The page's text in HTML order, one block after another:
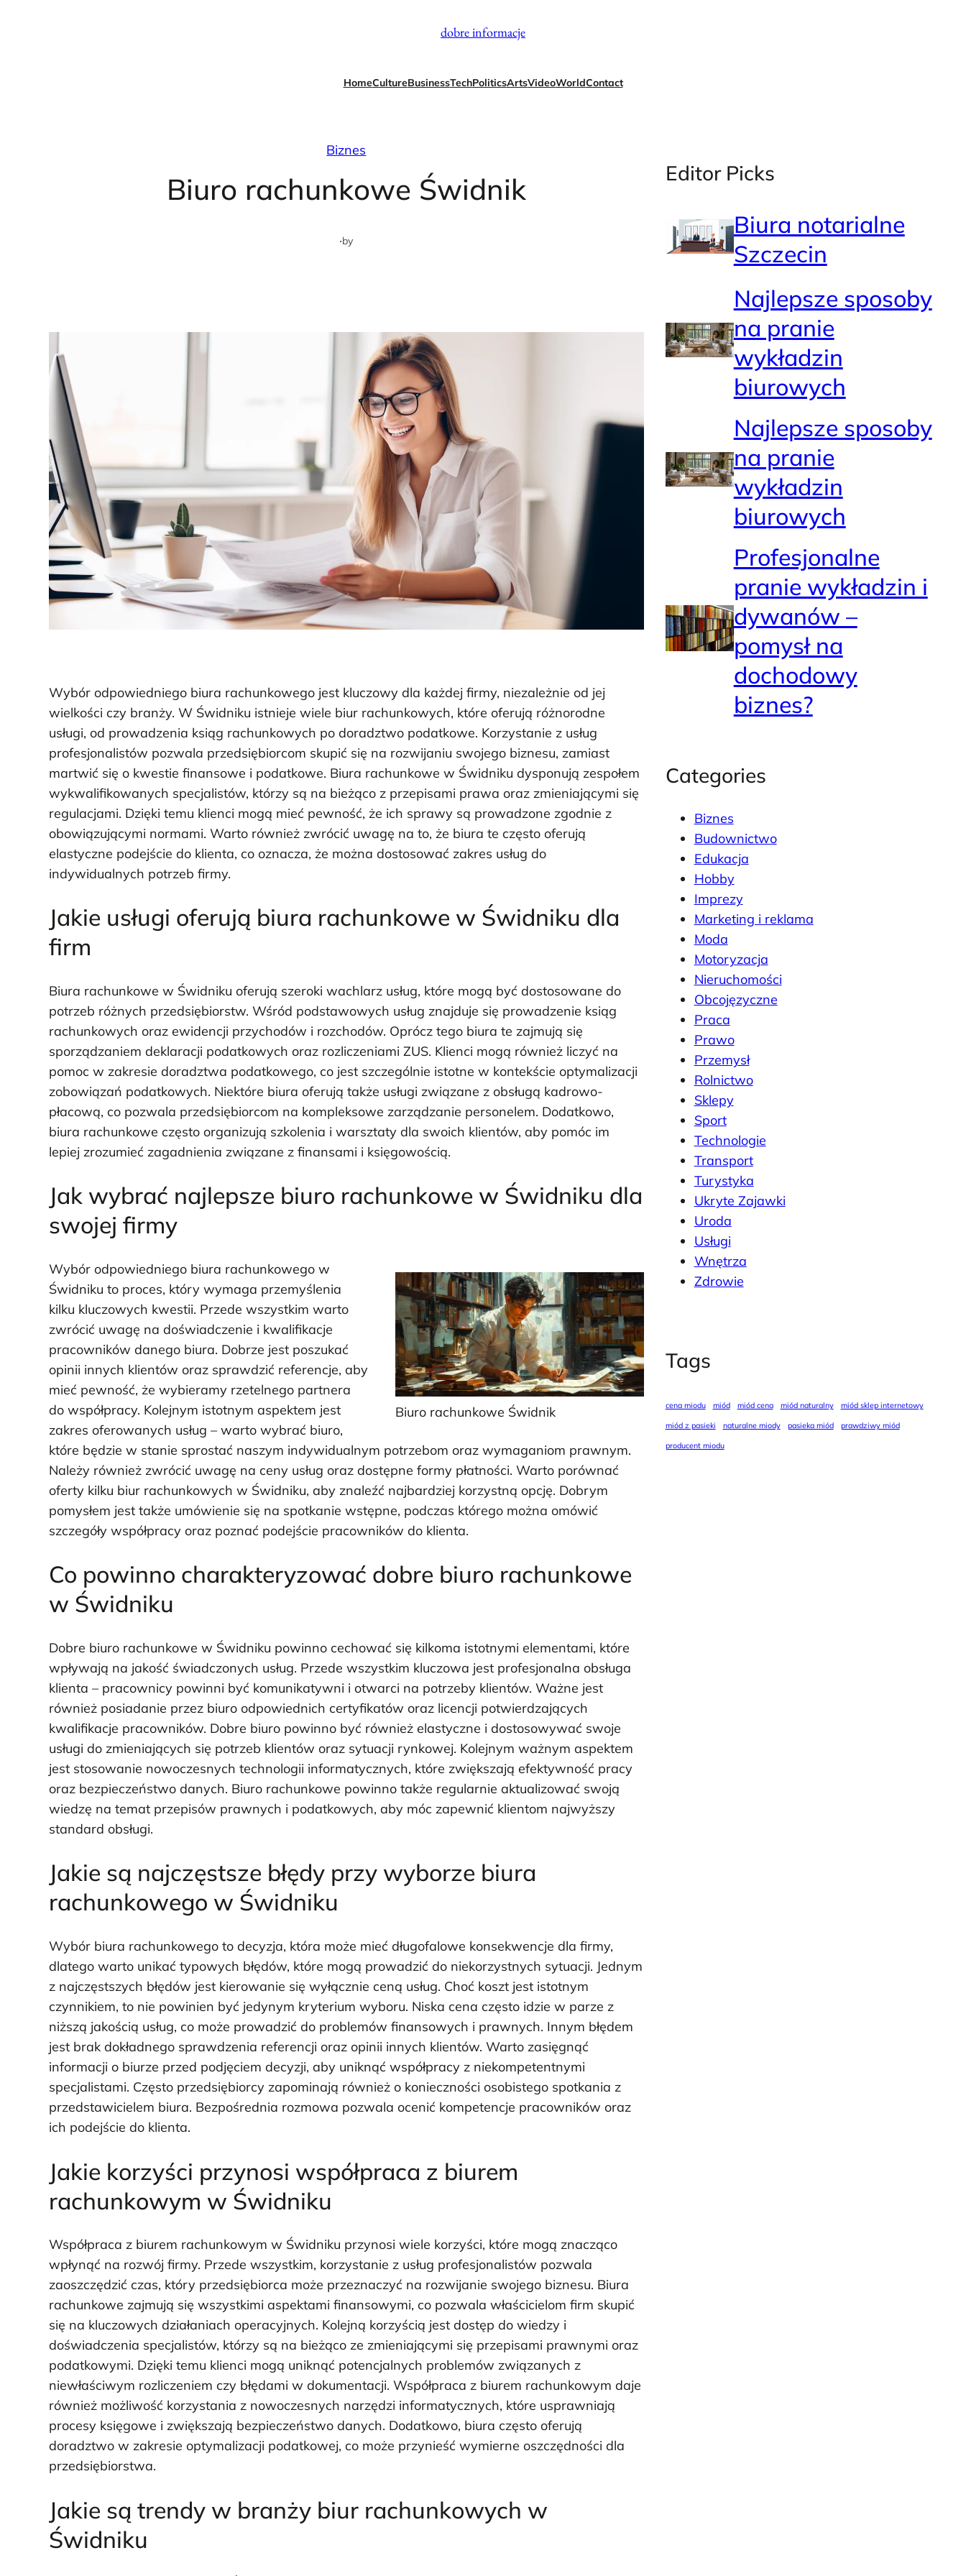
dobre informacje
HomeCultureBusinessTechPoliticsArtsVideoWorldContact
Biznes
Biuro rachunkowe Świdnik
·by
Wybór odpowiedniego biura rachunkowego jest kluczowy dla każdej firmy, niezależnie od jej
wielkości czy branży. W Świdniku istnieje wiele biur rachunkowych, które oferują różnorodne
usługi, od prowadzenia ksiąg rachunkowych po doradztwo podatkowe. Korzystanie z usług
profesjonalistów pozwala przedsiębiorcom skupić się na rozwijaniu swojego biznesu, zamiast
martwić się o kwestie finansowe i podatkowe. Biura rachunkowe w Świdniku dysponują zespołem
wykwalifikowanych specjalistów, którzy są na bieżąco z przepisami prawa oraz zmieniającymi się
regulacjami. Dzięki temu klienci mogą mieć pewność, że ich sprawy są prowadzone zgodnie z
obowiązującymi normami. Warto również zwrócić uwagę na to, że biura te często oferują
elastyczne podejście do klienta, co oznacza, że można dostosować zakres usług do
indywidualnych potrzeb firmy.
Jakie usługi oferują biura rachunkowe w Świdniku dla
firm
Biura rachunkowe w Świdniku oferują szeroki wachlarz usług, które mogą być dostosowane do
potrzeb różnych przedsiębiorstw. Wśród podstawowych usług znajduje się prowadzenie ksiąg
rachunkowych oraz ewidencji przychodów i rozchodów. Oprócz tego biura te zajmują się
sporządzaniem deklaracji podatkowych oraz rozliczeniami ZUS. Klienci mogą również liczyć na
pomoc w zakresie doradztwa podatkowego, co jest szczególnie istotne w kontekście optymalizacji
zobowiązań podatkowych. Niektóre biura oferują także usługi związane z obsługą kadrowo-
płacową, co pozwala przedsiębiorcom na kompleksowe zarządzanie personelem. Dodatkowo,
biura rachunkowe często organizują szkolenia i warsztaty dla swoich klientów, aby pomóc im
lepiej zrozumieć zagadnienia związane z finansami i księgowością.
Jak wybrać najlepsze biuro rachunkowe w Świdniku dla
swojej firmy
Biuro rachunkowe Świdnik
Wybór odpowiedniego biura rachunkowego w
Świdniku to proces, który wymaga przemyślenia
kilku kluczowych kwestii. Przede wszystkim warto
zwrócić uwagę na doświadczenie i kwalifikacje
pracowników danego biura. Dobrze jest poszukać
opinii innych klientów oraz sprawdzić referencje, aby
mieć pewność, że wybieramy rzetelnego partnera
do współpracy. Kolejnym istotnym aspektem jest
zakres oferowanych usług – warto wybrać biuro,
które będzie w stanie sprostać naszym indywidualnym potrzebom oraz wymaganiom prawnym.
Należy również zwrócić uwagę na ceny usług oraz dostępne formy płatności. Warto porównać
oferty kilku biur rachunkowych w Świdniku, aby znaleźć najbardziej korzystną opcję. Dobrym
pomysłem jest także umówienie się na spotkanie wstępne, podczas którego można omówić
szczegóły współpracy oraz poznać podejście pracowników do klienta.
Co powinno charakteryzować dobre biuro rachunkowe
w Świdniku
Dobre biuro rachunkowe w Świdniku powinno cechować się kilkoma istotnymi elementami, które
wpływają na jakość świadczonych usług. Przede wszystkim kluczowa jest profesjonalna obsługa
klienta – pracownicy powinni być komunikatywni i otwarci na potrzeby klientów. Ważne jest
również posiadanie przez biuro odpowiednich certyfikatów oraz licencji potwierdzających
kwalifikacje pracowników. Dobre biuro powinno być również elastyczne i dostosowywać swoje
usługi do zmieniających się potrzeb klientów oraz sytuacji rynkowej. Kolejnym ważnym aspektem
jest stosowanie nowoczesnych technologii informatycznych, które zwiększają efektywność pracy
oraz bezpieczeństwo danych. Biuro rachunkowe powinno także regularnie aktualizować swoją
wiedzę na temat przepisów prawnych i podatkowych, aby móc zapewnić klientom najwyższy
standard obsługi.
Jakie są najczęstsze błędy przy wyborze biura
rachunkowego w Świdniku
Wybór biura rachunkowego to decyzja, która może mieć długofalowe konsekwencje dla firmy,
dlatego warto unikać typowych błędów, które mogą prowadzić do niekorzystnych sytuacji. Jednym
z najczęstszych błędów jest kierowanie się wyłącznie ceną usług. Choć koszt jest istotnym
czynnikiem, to nie powinien być jedynym kryterium wyboru. Niska cena często idzie w parze z
niższą jakością usług, co może prowadzić do problemów finansowych i prawnych. Innym błędem
jest brak dokładnego sprawdzenia referencji oraz opinii innych klientów. Warto zasięgnąć
informacji o biurze przed podjęciem decyzji, aby uniknąć współpracy z niekompetentnymi
specjalistami. Często przedsiębiorcy zapominają również o konieczności osobistego spotkania z
przedstawicielem biura. Bezpośrednia rozmowa pozwala ocenić kompetencje pracowników oraz
ich podejście do klienta.
Jakie korzyści przynosi współpraca z biurem
rachunkowym w Świdniku
Współpraca z biurem rachunkowym w Świdniku przynosi wiele korzyści, które mogą znacząco
wpłynąć na rozwój firmy. Przede wszystkim, korzystanie z usług profesjonalistów pozwala
zaoszczędzić czas, który przedsiębiorca może przeznaczyć na rozwijanie swojego biznesu. Biura
rachunkowe zajmują się wszystkimi aspektami finansowymi, co pozwala właścicielom firm skupić
się na kluczowych działaniach operacyjnych. Kolejną korzyścią jest dostęp do wiedzy i
doświadczenia specjalistów, którzy są na bieżąco ze zmieniającymi się przepisami prawnymi oraz
podatkowymi. Dzięki temu klienci mogą uniknąć potencjalnych problemów związanych z
niewłaściwym rozliczeniem czy błędami w dokumentacji. Współpraca z biurem rachunkowym daje
również możliwość korzystania z nowoczesnych narzędzi informatycznych, które usprawniają
procesy księgowe i zwiększają bezpieczeństwo danych. Dodatkowo, biura często oferują
doradztwo w zakresie optymalizacji podatkowej, co może przynieść wymierne oszczędności dla
przedsiębiorstwa.
Jakie są trendy w branży biur rachunkowych w
Świdniku
Editor Picks
Biura notarialne
Szczecin
Najlepsze sposoby
na pranie
wykładzin
biurowych
Najlepsze sposoby
na pranie
wykładzin
biurowych
Profesjonalne
pranie wykładzin i
dywanów –
pomysł na
dochodowy
biznes?
Categories
Biznes
Budownictwo
Edukacja
Hobby
Imprezy
Marketing i reklama
Moda
Motoryzacja
Nieruchomości
Obcojęzyczne
Praca
Prawo
Przemysł
Rolnictwo
Sklepy
Sport
Technologie
Transport
Turystyka
Ukryte Zajawki
Uroda
Usługi
Wnętrza
Zdrowie
Tags
cena miodu miód miód cena miód naturalny
miód sklep internetowy
miód z pasieki
naturalne miody pasieka miód
prawdziwy miód
producent miodu